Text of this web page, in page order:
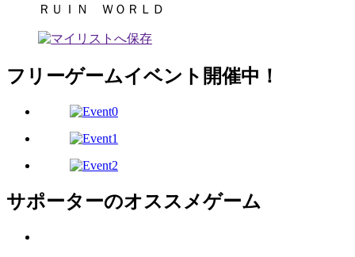
ＲＵＩＮ ＷＯＲＬＤ
フリーゲームイベント開催中！
サポーターのオススメゲーム